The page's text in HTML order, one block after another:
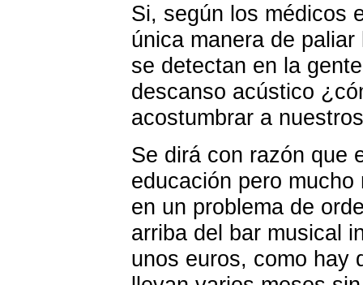
Si, según los médicos
única manera de
se detectan en la
descanso acústico
acostumbrar a
Se dirá con razón que
educación pero
en un problema de
arriba del bar musical
unos euros, como hay